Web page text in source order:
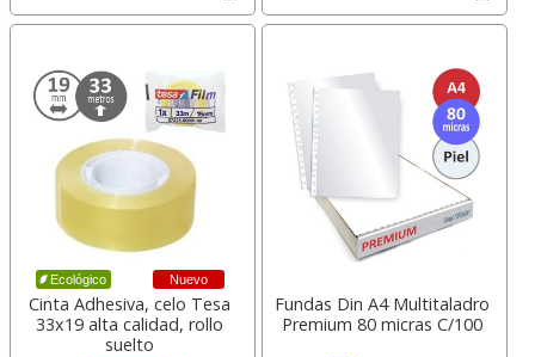
Ecológico Nuevo
Cinta Adhesiva, celo Tesa
33x19 alta calidad, rollo
suelto
Fundas Din A4 Multitaladro
Premium 80 micras C/100